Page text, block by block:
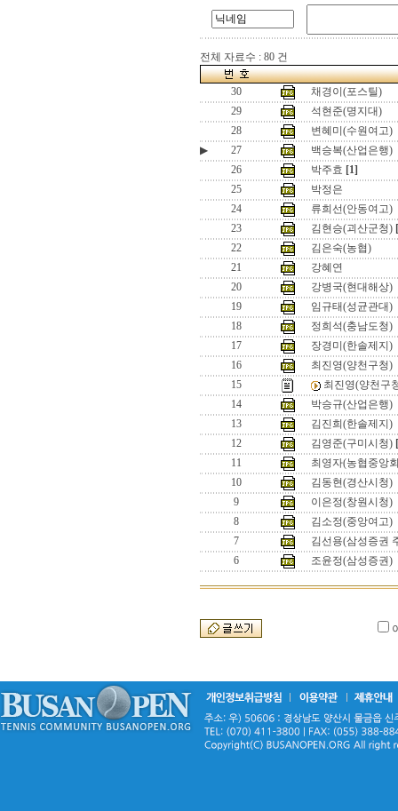
전체 자료수 : 80 건
30
채경이(포스틸)
29
석현준(명지대)
28
변혜미(수원여고)
▶
27
백승복(산업은행)
26
박주효 [1]
25
박정은
24
류희선(안동여고)
23
김현승(괴산군청)
22
김은숙(농협)
21
강혜연
20
강병국(현대해상)
19
임규태(성균관대)
18
정희석(충남도청)
17
장경미(한솔제지)
16
최진영(양천구청)
15
최진영(양천구
14
박승규(산업은행)
13
김진희(한솔제지)
12
김영준(구미시청)
11
최영자(농협중앙
10
김동현(경산시청)
9
이은정(창원시청)
8
김소정(중앙여고)
7
김선용(삼성증권
6
조윤정(삼성증권)